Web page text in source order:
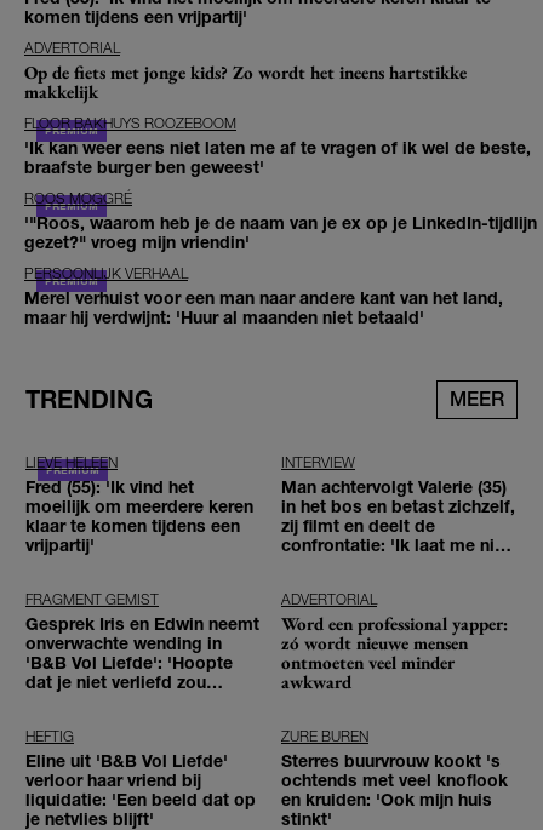
komen tijdens een vrijpartij'
ADVERTORIAL
Op de fiets met jonge kids? Zo wordt het ineens hartstikke
makkelijk
FLOOR BAKHUYS ROOZEBOOM
'Ik kan weer eens niet laten me af te vragen of ik wel de beste,
braafste burger ben geweest'
ROOS MOGGRÉ
'"Roos, waarom heb je de naam van je ex op je LinkedIn-tijdlijn
gezet?" vroeg mijn vriendin'
PERSOONLIJK VERHAAL
Merel verhuist voor een man naar andere kant van het land,
maar hij verdwijnt: 'Huur al maanden niet betaald'
TRENDING MEER
LIEVE HELEEN
Fred (55): 'Ik vind het
moeilijk om meerdere keren
klaar te komen tijdens een
vrijpartij'
INTERVIEW
Man achtervolgt Valerie (35)
in het bos en betast zichzelf,
zij filmt en deelt de
confrontatie: 'Ik laat me niet
FRAGMENT GEMIST
Gesprek Iris en Edwin neemt
onverwachte wending in
'B&B Vol Liefde': 'Hoopte
dat je niet verliefd zou
ADVERTORIAL
Word een professional yapper:
zó wordt nieuwe mensen
ontmoeten veel minder
awkward
HEFTIG
Eline uit 'B&B Vol Liefde'
verloor haar vriend bij
liquidatie: 'Een beeld dat op
je netvlies blijft'
ZURE BUREN
Sterres buurvrouw kookt 's
ochtends met veel knoflook
en kruiden: 'Ook mijn huis
stinkt'